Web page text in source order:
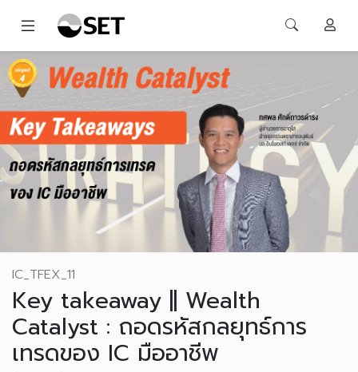
IC_TFEX_11
Key takeaway || Wealth
Catalyst : ถอดรหัสกลยุทธ์การ
เทรดของ IC มืออาชีพ